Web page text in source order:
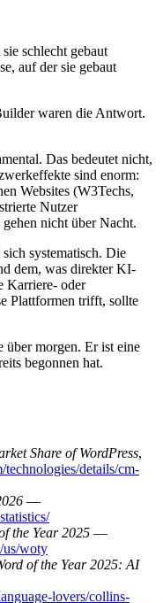
schlecht gebaut
auf der sie gebaut
waren die Antwort.
Das bedeutet nicht,
sind enorm:
Websites (W3Techs,
Nutzer
nicht über Nacht.
systematisch. Die
dem, was direkter KI-
Karriere- oder
Plattformen trifft, sollte
über morgen. Er ist eine
begonnen hat.
Share of WordPress,
technologies/details/cm-
—
the Year 2025 —
us/woty
of the Year 2025: AI
lovers/collins-